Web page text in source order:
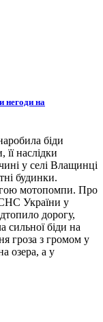
негоди на
біди
наслідки
у селі Влащинці
будинки.
мотопомпи. Про
України у
дорогу,
сильної біди на
гроза з громом у
озера, а у